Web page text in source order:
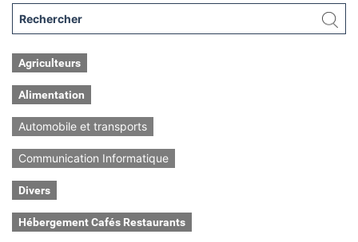
Agriculteurs
Alimentation
Automobile et transports
Communication Informatique
Divers
Hébergement Cafés Restaurants